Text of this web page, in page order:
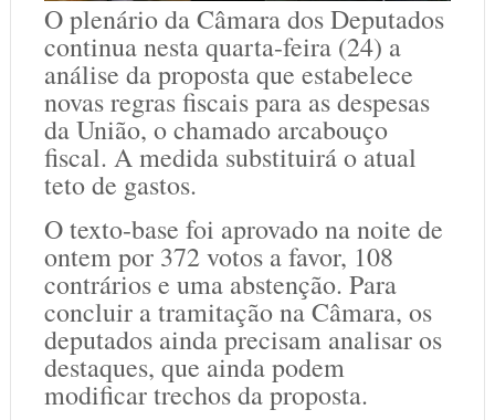
O plenário da Câmara dos Deputados
continua nesta quarta-feira (24) a
análise da proposta que estabelece
novas regras fiscais para as despesas
da União, o chamado arcabouço
fiscal. A medida substituirá o atual
teto de gastos.
O texto-base foi aprovado na noite de
ontem por 372 votos a favor, 108
contrários e uma abstenção. Para
concluir a tramitação na Câmara, os
deputados ainda precisam analisar os
destaques, que ainda podem
modificar trechos da proposta.